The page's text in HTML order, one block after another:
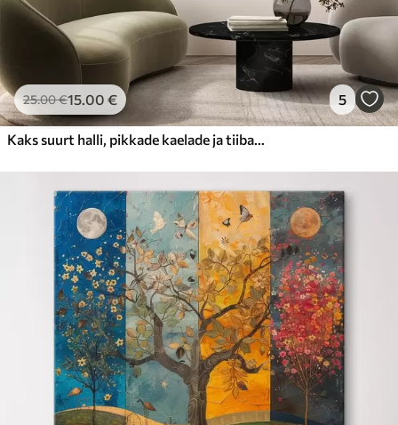
25.00€15.00 € 5
Kaks suurt halli, pikkade kaelade ja tiibadega kraanat, mis seisavad puudest ümbritsetud udujärves